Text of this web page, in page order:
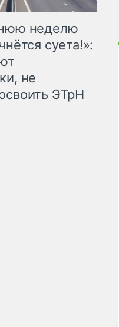
неделю
суета!»:
не
ЭТрН